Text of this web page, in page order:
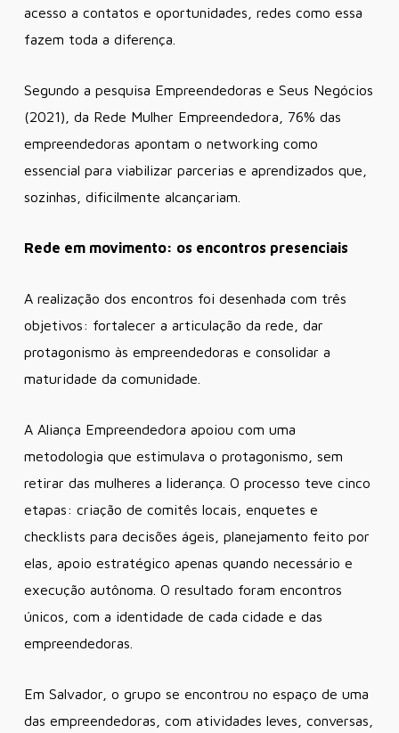
acesso a contatos e oportunidades, redes como essa
fazem toda a diferença.
Segundo a pesquisa Empreendedoras e Seus Negócios
(2021), da Rede Mulher Empreendedora, 76% das
empreendedoras apontam o networking como
essencial para viabilizar parcerias e aprendizados que,
sozinhas, dificilmente alcançariam.
Rede em movimento: os encontros presenciais
A realização dos encontros foi desenhada com três
objetivos: fortalecer a articulação da rede, dar
protagonismo às empreendedoras e consolidar a
maturidade da comunidade.
A Aliança Empreendedora apoiou com uma
metodologia que estimulava o protagonismo, sem
retirar das mulheres a liderança. O processo teve cinco
etapas: criação de comitês locais, enquetes e
checklists para decisões ágeis, planejamento feito por
elas, apoio estratégico apenas quando necessário e
execução autônoma. O resultado foram encontros
únicos, com a identidade de cada cidade e das
empreendedoras.
Em Salvador, o grupo se encontrou no espaço de uma
das empreendedoras, com atividades leves, conversas,